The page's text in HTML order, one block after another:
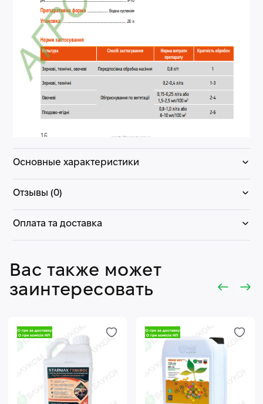
Основные характеристики
Отзывы (0)
Оплата та доставка
Вас также может
заинтересовать